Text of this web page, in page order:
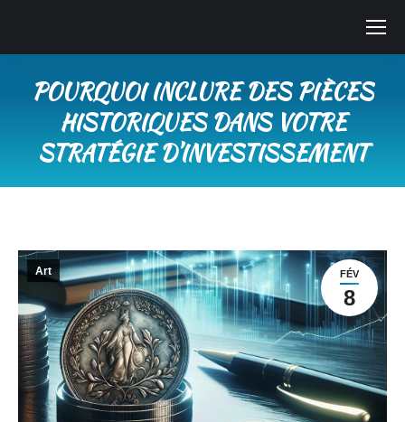
POURQUOI INCLURE DES PIÈCES
HISTORIQUES DANS VOTRE
STRATÉGIE D’INVESTISSEMENT
FÉV
8
Art